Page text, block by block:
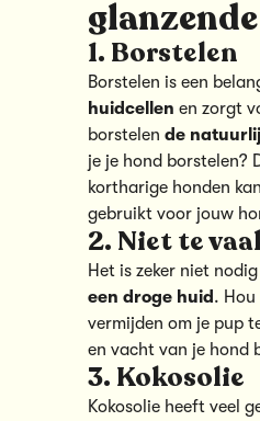
1. Borstelen
Borstelen is een
huidcellen en zorgt
borstelen de
je je hond borstelen?
kortharige honden
gebruikt voor jouw
2. Niet te
Het is zeker niet
een droge huid .
vermijden om je pup
en vacht van je hond
3. Kokosolie
Kokosolie heeft veel